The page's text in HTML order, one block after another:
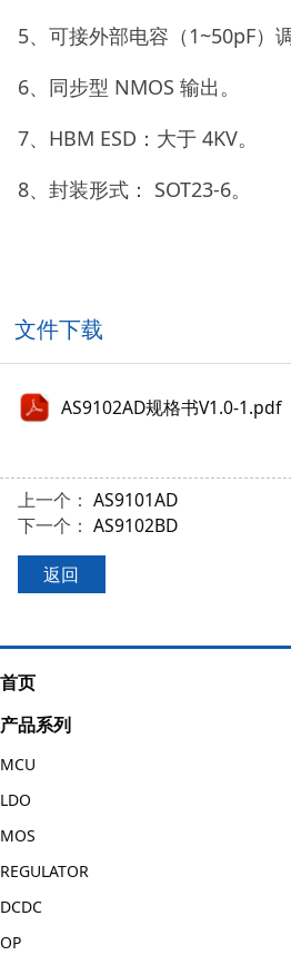
5、可接外部电容（1~50pF）
6、同步型 NMOS 输出。
7、HBM ESD：大于 4KV。
8、封装形式： SOT23-6。
文件下载
AS9102AD规格书V1.0-1.pdf
上一个： AS9101AD
下一个： AS9102BD
返回
首页
产品系列
MCU
LDO
MOS
REGULATOR
DCDC
OP